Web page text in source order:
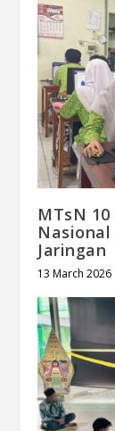
MTsN
Jaringan
13 March 2026